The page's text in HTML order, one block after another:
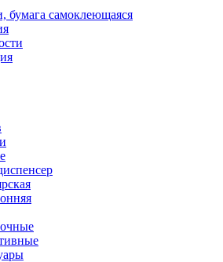
бумага самоклеющаяся